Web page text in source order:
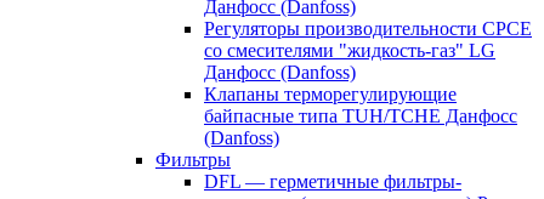
Данфосс (Danfoss)
Регуляторы производительности CPCE
со смесителями "жидкость-газ" LG
Данфосс (Danfoss)
Клапаны терморегулирующие
байпасные типа TUH/TCHE Данфосс
(Danfoss)
Фильтры
DFL — герметичные фильтры-